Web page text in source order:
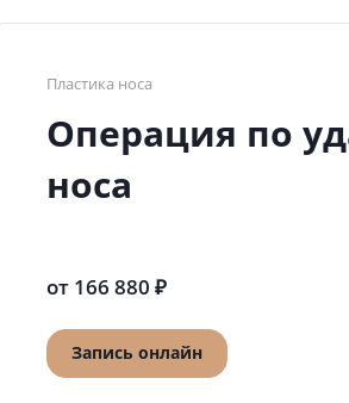
Пластика носа
Операция по
носа
от 166 880 ₽
Запись онлайн